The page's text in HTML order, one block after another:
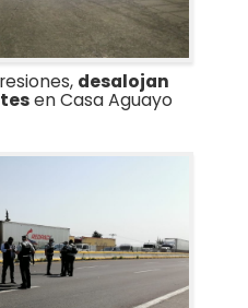
desalojan
en Casa Aguayo